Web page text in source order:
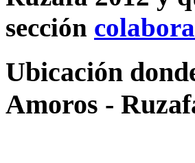
sección
Ubicación
Amoros -